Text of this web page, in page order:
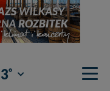
° Giżycko